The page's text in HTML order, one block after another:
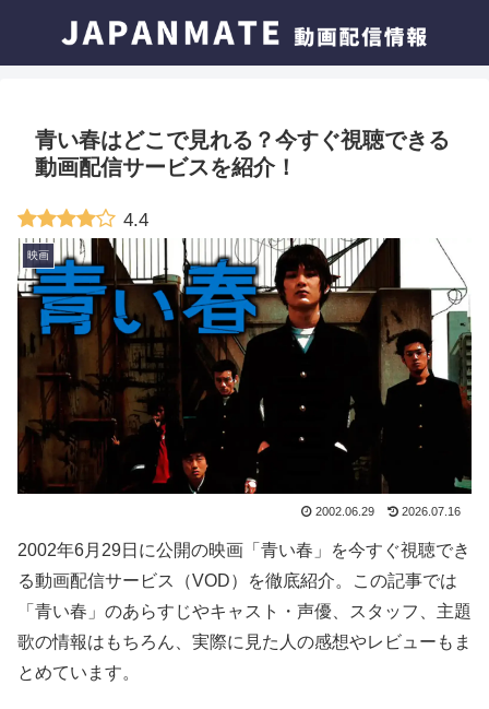
青い春はどこで見れる？今すぐ視聴できる
動画配信サービスを紹介！
4.4
映画
2002.06.29 2026.07.16
2002年6月29日に公開の映画「青い春」を今すぐ視聴でき
る動画配信サービス（VOD）を徹底紹介。この記事では
「青い春」のあらすじやキャスト・声優、スタッフ、主題
歌の情報はもちろん、実際に見た人の感想やレビューもま
とめています。